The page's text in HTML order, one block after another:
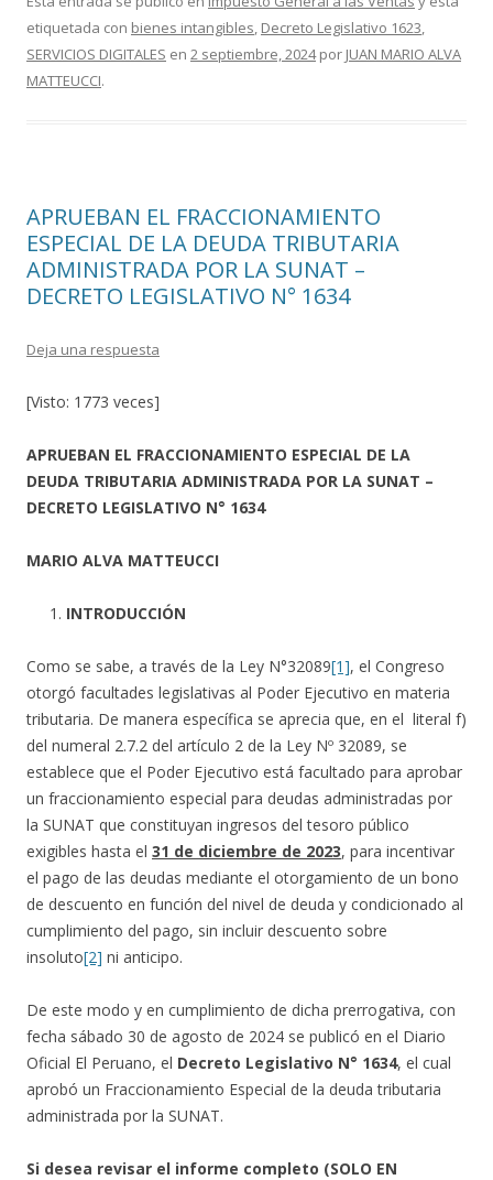
b
o
er p
etiquetada con bienes intangibles, Decreto Legislativo 1623,
SERVICIOS DIGITALES en 2 septiembre, 2024por JUAN MARIO ALVA
MATTEUCCI.
APRUEBAN EL FRACCIONAMIENTO
ESPECIAL DE LA DEUDA TRIBUTARIA
ADMINISTRADA POR LA SUNAT –
DECRETO LEGISLATIVO N° 1634
Deja una respuesta
[Visto: 1773 veces]
APRUEBAN EL FRACCIONAMIENTO ESPECIAL DE LA
DEUDA TRIBUTARIA ADMINISTRADA POR LA SUNAT –
DECRETO LEGISLATIVO N° 1634
MARIO ALVA MATTEUCCI
INTRODUCCIÓN
Como se sabe, a través de la Ley N°32089[1], el Congreso
otorgó facultades legislativas al Poder Ejecutivo en materia
tributaria. De manera específica se aprecia que, en el literal f)
del numeral 2.7.2 del artículo 2 de la Ley Nº 32089, se
establece que el Poder Ejecutivo está facultado para aprobar
un fraccionamiento especial para deudas administradas por
la SUNAT que constituyan ingresos del tesoro público
exigibles hasta el 31 de diciembre de 2023, para incentivar
el pago de las deudas mediante el otorgamiento de un bono
de descuento en función del nivel de deuda y condicionado al
cumplimiento del pago, sin incluir descuento sobre
insoluto[2] ni anticipo.
De este modo y en cumplimiento de dicha prerrogativa, con
fecha sábado 30 de agosto de 2024 se publicó en el Diario
Oficial El Peruano, el Decreto Legislativo N° 1634, el cual
aprobó un Fraccionamiento Especial de la deuda tributaria
administrada por la SUNAT.
Si desea revisar el informe completo (SOLO EN